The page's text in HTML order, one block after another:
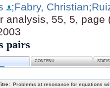
;Fabry, Christian
analysis, 55, 5, page
pairs
CONTENU
Problems at resonance for equations